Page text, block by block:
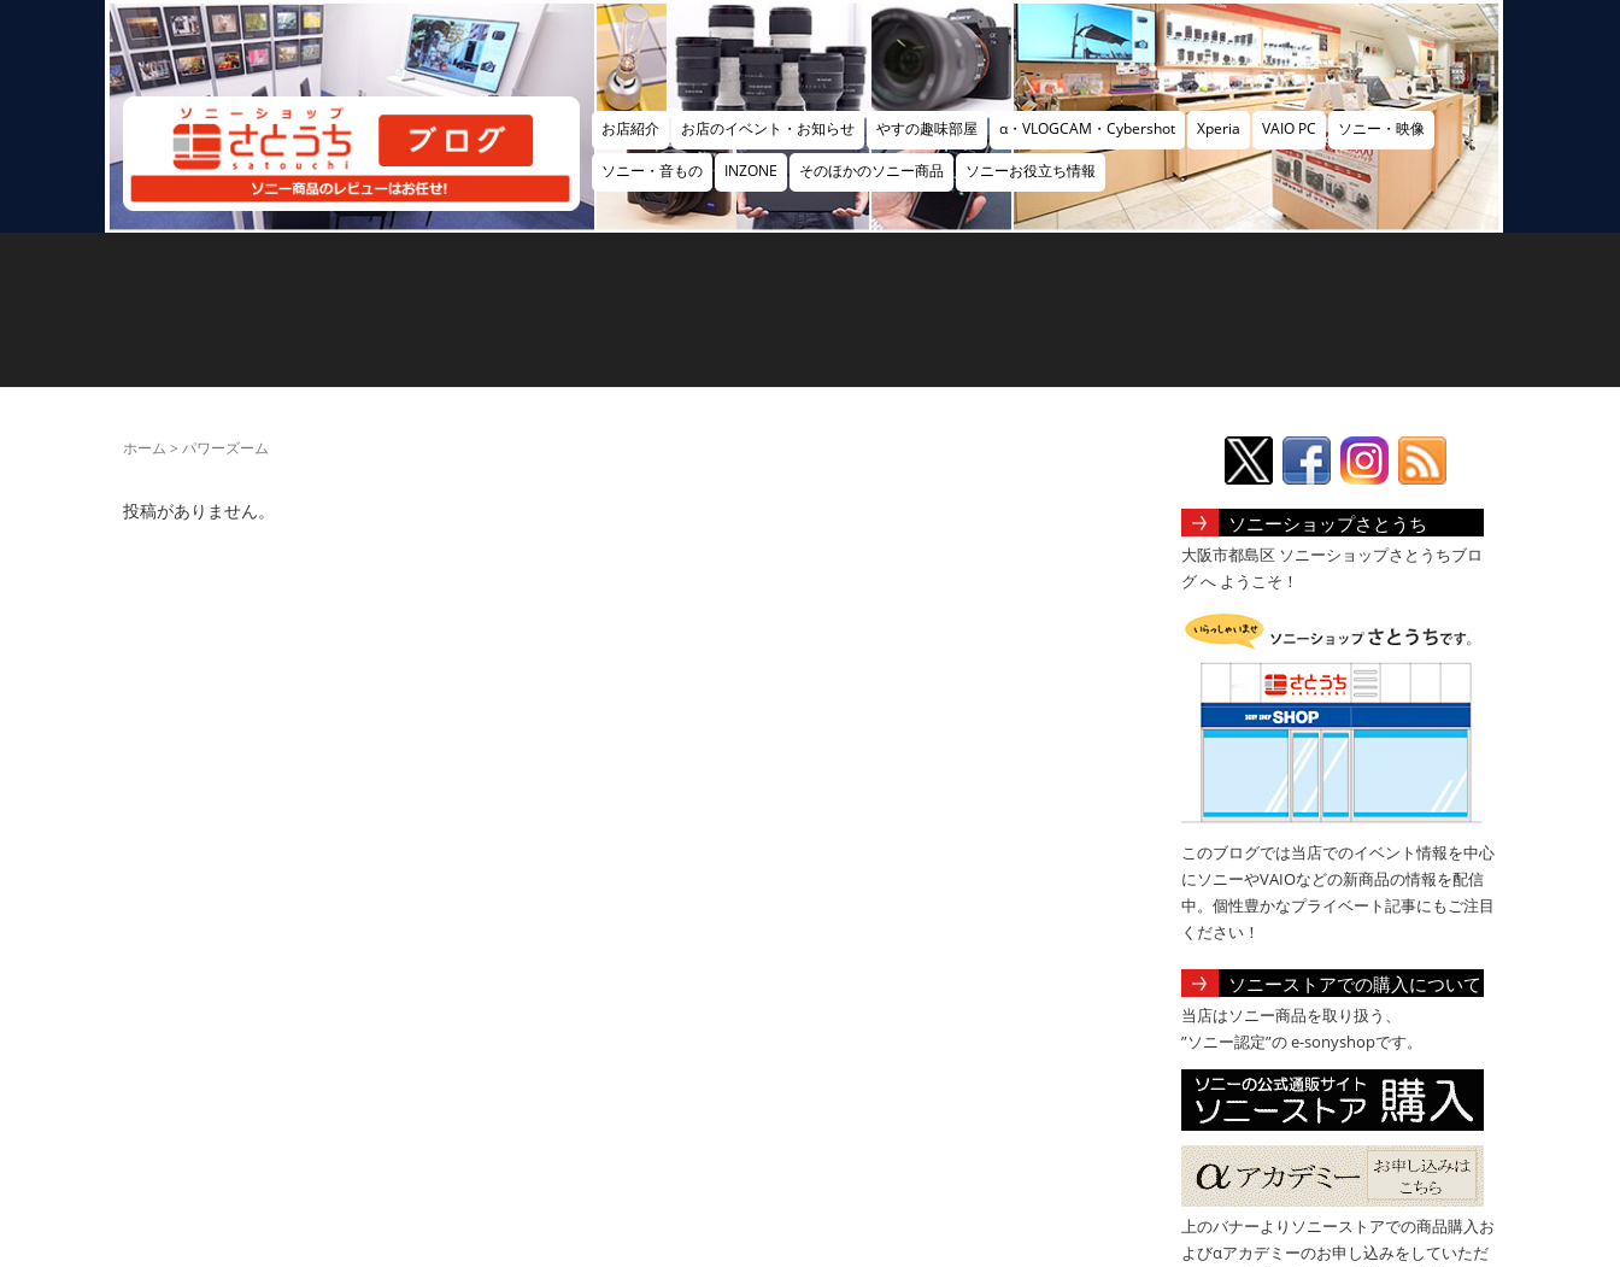
お店紹介 お店のイベント・お知らせ やすの趣味部屋 α・VLOGCAM・Cybershot Xperia VAIO PC ソニー・映像
ソニー・音もの INZONE そのほかのソニー商品 ソニーお役立ち情報
ホーム > パワーズーム
投稿がありません。
ソニーショップさとうち
大阪市都島区 ソニーショップさとうちブロ
グ へ ようこそ！
このブログでは当店でのイベント情報を中心
にソニーやVAIOなどの新商品の情報を配信
中。個性豊かなプライベート記事にもご注目
ください！
ソニーストアでの購入について
当店はソニー商品を取り扱う、
”ソニー認定”の e-sonyshopです。
上のバナーよりソニーストアでの商品購入お
よびαアカデミーのお申し込みをしていただ